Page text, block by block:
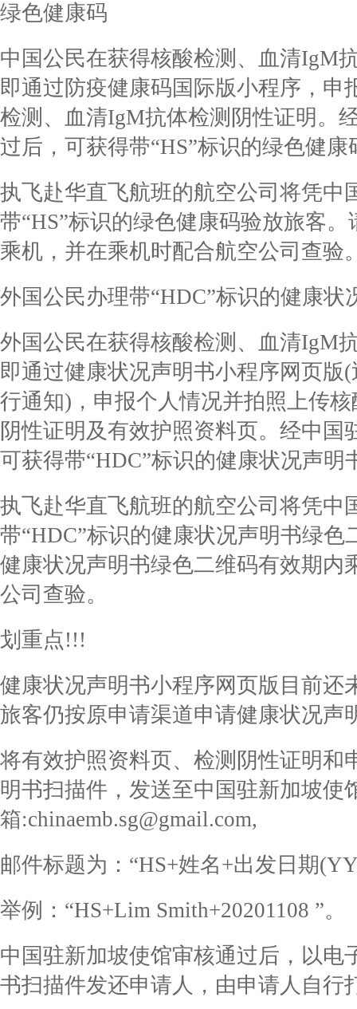
绿色健康码
中国公民在获得核酸检测、血清IgM
即通过防疫健康码国际版小程序，申
检测、血清IgM抗体检测阴性证明。
过后，可获得带“HS”标识的绿色健康
执飞赴华直飞航班的航空公司将凭中
带“HS”标识的绿色健康码验放旅客
乘机，并在乘机时配合航空公司查验
外国公民办理带“HDC”标识的健康状
外国公民在获得核酸检测、血清IgM
即通过健康状况声明书小程序网页版
行通知)，申报个人情况并拍照上传
阴性证明及有效护照资料页。经中国
可获得带“HDC”标识的健康状况声明
执飞赴华直飞航班的航空公司将凭中
带“HDC”标识的健康状况声明书绿
健康状况声明书绿色二维码有效期内
公司查验。
划重点!!!
健康状况声明书小程序网页版目前还
旅客仍按原申请渠道申请健康状况声
将有效护照资料页、检测阴性证明和
明书扫描件，发送至中国驻新加坡使
箱:chinaemb.sg@gmail.com,
邮件标题为：“HS+姓名+出发日期
举例：“HS+Lim Smith+20201108 ”。
中国驻新加坡使馆审核通过后，以电
书扫描件发还申请人，由申请人自行